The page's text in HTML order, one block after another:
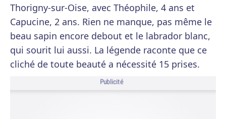
Thorigny-sur-Oise, avec Théophile, 4 ans et
Capucine, 2 ans. Rien ne manque, pas même le
beau sapin encore debout et le labrador blanc,
qui sourit lui aussi. La légende raconte que ce
cliché de toute beauté a nécessité 15 prises.
Publicité